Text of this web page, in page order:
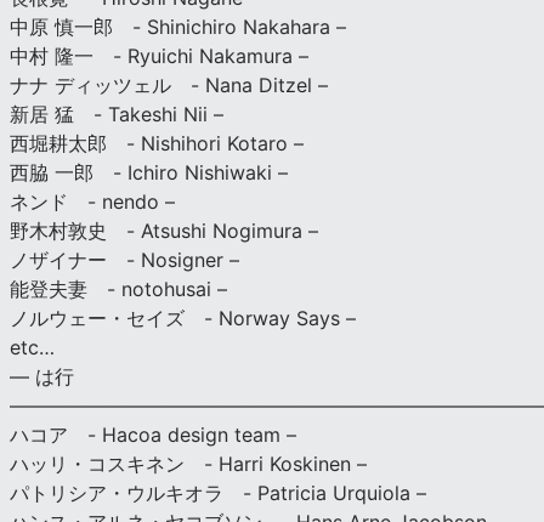
中原 慎一郎 - Shinichiro Nakahara –
中村 隆一 - Ryuichi Nakamura –
ナナ ディッツェル - Nana Ditzel –
新居 猛 - Takeshi Nii –
西堀耕太郎 - Nishihori Kotaro –
西脇 一郎 - Ichiro Nishiwaki –
ネンド - nendo –
野木村敦史 - Atsushi Nogimura –
ノザイナー - Nosigner –
能登夫妻 - notohusai –
ノルウェー・セイズ - Norway Says –
etc…
— は行
ハコア - Hacoa design team –
ハッリ・コスキネン - Harri Koskinen –
パトリシア・ウルキオラ - Patricia Urquiola –